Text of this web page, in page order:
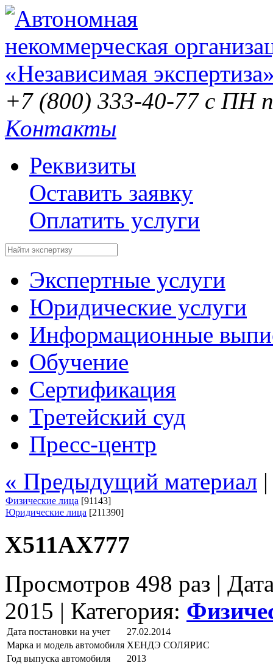
+7 (800) 333-40-77 с ПН
Контакты
Реквизиты
Оставить заявку
Оплатить услуги
Экспертные услуги
Юридические услуги
Информационные
Обучение
Сертификация
Третейский суд
Пресс-центр
« Предыдущий материал
Физические лица [91143]
Юридические лица [211390]
Х511АХ777
Просмотров 498 раз |
2015 | Категория:
Дата постановки на учет
27.02.2014
Марка и модель автомобиля ХЕНДЭ СОЛЯРИС
Год выпуска автомобиля
2013